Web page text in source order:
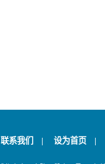
联系我们 | 设为首页 |